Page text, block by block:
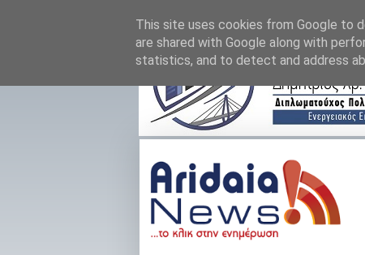
This site uses cookies from Google to
are shared with Google along with
statistics, and to detect and address